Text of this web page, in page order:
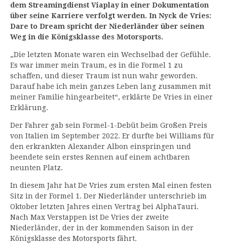
dem Streamingdienst Viaplay in einer Dokumentation
über seine Karriere verfolgt werden. In Nyck de Vries:
Dare to Dream spricht der Niederländer über seinen
Weg in die Königsklasse des Motorsports.
„Die letzten Monate waren ein Wechselbad der Gefühle.
Es war immer mein Traum, es in die Formel 1 zu
schaffen, und dieser Traum ist nun wahr geworden.
Darauf habe ich mein ganzes Leben lang zusammen mit
meiner Familie hingearbeitet“, erklärte De Vries in einer
Erklärung.
Der Fahrer gab sein Formel-1-Debüt beim Großen Preis
von Italien im September 2022. Er durfte bei Williams für
den erkrankten Alexander Albon einspringen und
beendete sein erstes Rennen auf einem achtbaren
neunten Platz.
In diesem Jahr hat De Vries zum ersten Mal einen festen
Sitz in der Formel 1. Der Niederländer unterschrieb im
Oktober letzten Jahres einen Vertrag bei AlphaTauri.
Nach Max Verstappen ist De Vries der zweite
Niederländer, der in der kommenden Saison in der
Königsklasse des Motorsports fährt.